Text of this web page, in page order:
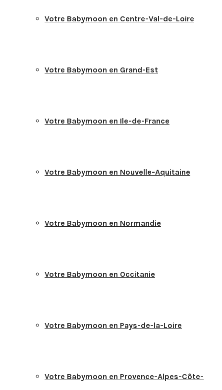
Votre Babymoon en Centre-Val-de-Loire
Votre Babymoon en Grand-Est
Votre Babymoon en Ile-de-France
Votre Babymoon en Nouvelle-Aquitaine
Votre Babymoon en Normandie
Votre Babymoon en Occitanie
Votre Babymoon en Pays-de-la-Loire
Votre Babymoon en Provence-Alpes-Côte-